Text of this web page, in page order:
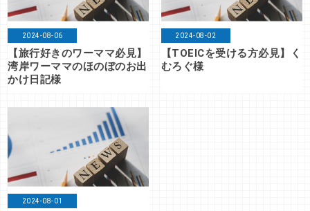
2024-08-06
【旅行好きのワーママ必見】
湾岸ワーママのほのぼのお出
かけ日記様
2024-08-02
【TOEICを受ける方必見】く
むろぐ様
2024-08-01